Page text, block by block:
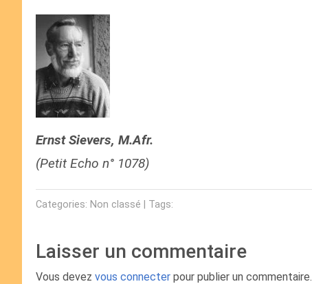
Ernst Sievers, M.Afr.
(Petit Echo n° 1078)
Categories: Non classé | Tags:
Laisser un commentaire
Vous devez vous connecter pour publier un commentaire.